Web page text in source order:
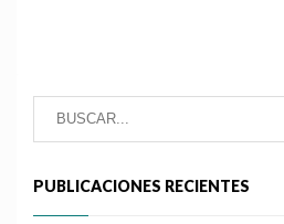
PUBLICACIONES RECIENTES